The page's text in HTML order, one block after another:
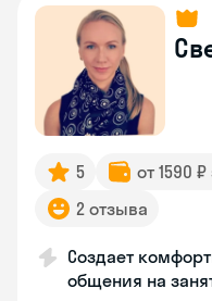
5 от 1590
2 отзыва
Создает
общения на